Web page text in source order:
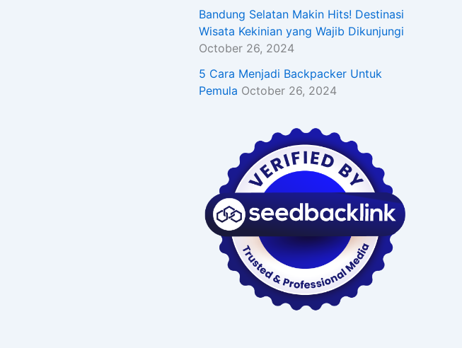
Bandung Selatan Makin Hits! Destinasi
Wisata Kekinian yang Wajib Dikunjungi
October 26, 2024
5 Cara Menjadi Backpacker Untuk
Pemula October 26, 2024